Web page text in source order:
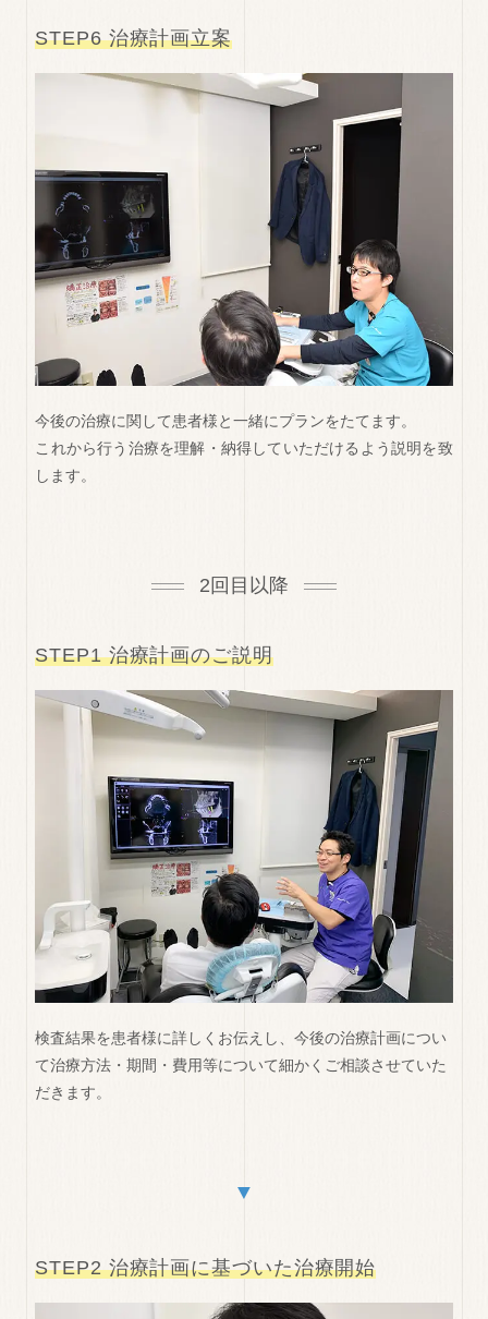
STEP6 治療計画立案
今後の治療に関して患者様と一緒にプランをたてます。
これから行う治療を理解・納得していただけるよう説明を致
します。
2回目以降
STEP1 治療計画のご説明
検査結果を患者様に詳しくお伝えし、今後の治療計画につい
て治療方法・期間・費用等について細かくご相談させていた
だきます。
▼
STEP2 治療計画に基づいた治療開始